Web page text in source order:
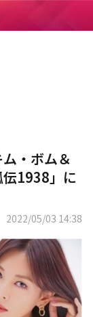
・ボム＆
1938」に
2022/05/03 14:38